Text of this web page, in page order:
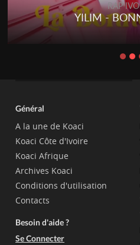
RAP
YILIM -
Général
A la une de Koaci
Koaci Côte d'Ivoire
Koaci Afrique
Archives Koaci
Conditions d'utilisation
Contacts
Besoin d'aide ?
Se Connecter